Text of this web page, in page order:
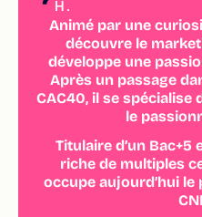
H.
Animé par une
découvre le
développe une
Après un passage
CAC40, il se spécialise
le
Titulaire d’un
riche de multiples
occupe aujourd’hui